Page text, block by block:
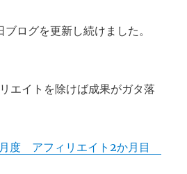
ログを更新し続けました。
エイトを除けば成果がガタ落
度 アフィリエイト2か月目